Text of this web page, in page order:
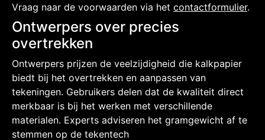
Vraag naar de voorwaarden via het contactformulier.
Ontwerpers over precies
overtrekken
Ontwerpers prijzen de veelzijdigheid die kalkpapier
biedt bij het overtrekken en aanpassen van
tekeningen. Gebruikers delen dat de kwaliteit direct
merkbaar is bij het werken met verschillende
materialen. Experts adviseren het gramgewicht af te
stemmen op de tekentech